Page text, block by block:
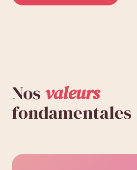
Nos valeurs
fondamentales